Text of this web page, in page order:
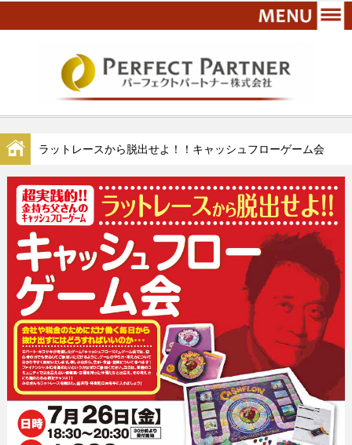
ラットレースから脱出せよ！！キャッシュフローゲーム会